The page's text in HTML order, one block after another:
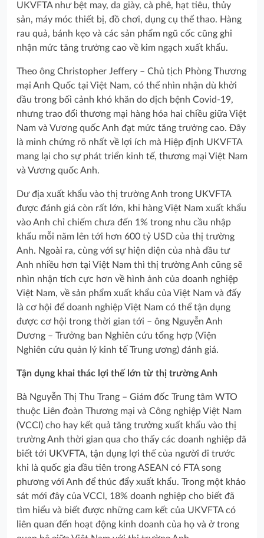
UKVFTA như bệt may, da giày, cà phê, hạt tiêu, thủy
sản, máy móc thiết bị, đồ chơi, dụng cụ thể thao. Hàng
rau quả, bánh kẹo và các sản phẩm ngũ cốc cũng ghi
nhận mức tăng trưởng cao về kim ngạch xuất khẩu.
Theo ông Christopher Jeffery – Chủ tịch Phòng Thương
mại Anh Quốc tại Việt Nam, có thể nhìn nhận dù khởi
đầu trong bối cảnh khó khăn do dịch bệnh Covid-19,
nhưng trao đổi thương mại hàng hóa hai chiều giữa Việt
Nam và Vương quốc Anh đạt mức tăng trưởng cao. Đây
là minh chứng rõ nhất về lợi ích mà Hiệp định UKVFTA
mang lại cho sự phát triển kinh tế, thương mại Việt Nam
và Vương quốc Anh.
Dư địa xuất khẩu vào thị trường Anh trong UKVFTA
được đánh giá còn rất lớn, khi hàng Việt Nam xuất khẩu
vào Anh chỉ chiếm chưa đến 1% trong nhu cầu nhập
khẩu mỗi năm lên tới hơn 600 tỷ USD của thị trường
Anh. Ngoài ra, cùng với sự hiện diện của nhà đầu tư
Anh nhiều hơn tại Việt Nam thì thị trường Anh cũng sẽ
nhìn nhận tích cực hơn về hình ảnh của doanh nghiệp
Việt Nam, về sản phẩm xuất khẩu của Việt Nam và đấy
là cơ hội để doanh nghiệp Việt Nam có thể tận dụng
được cơ hội trong thời gian tới – ông Nguyễn Anh
Dương – Trưởng ban Nghiên cứu tổng hợp (Viện
Nghiên cứu quản lý kinh tế Trung ương) đánh giá.
Tận dụng khai thác lợi thế lớn từ thị trường Anh
Bà Nguyễn Thị Thu Trang – Giám đốc Trung tâm WTO
thuộc Liên đoàn Thương mại và Công nghiệp Việt Nam
(VCCI) cho hay kết quả tăng trưởng xuất khẩu vào thị
trường Anh thời gian qua cho thấy các doanh nghiệp đã
biết tới UKVFTA, tận dụng lợi thế của người đi trước
khi là quốc gia đầu tiên trong ASEAN có FTA song
phương với Anh để thúc đẩy xuất khẩu. Trong một khảo
sát mới đây của VCCI, 18% doanh nghiệp cho biết đã
tìm hiểu và biết được những cam kết của UKVFTA có
liên quan đến hoạt động kinh doanh của họ và ở trong